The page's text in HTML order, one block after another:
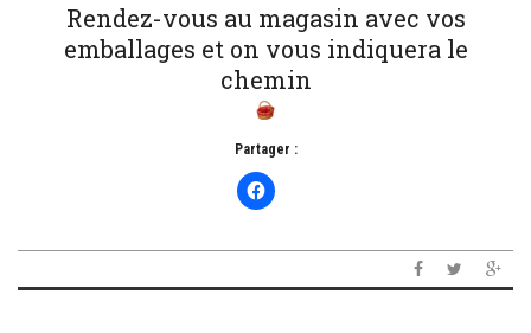
Rendez-vous au magasin avec vos
emballages et on vous indiquera le
chemin
Partager :